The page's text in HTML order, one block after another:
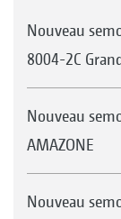
Nouveau
8004-2C
Nouveau
AMAZONE
Nouveau